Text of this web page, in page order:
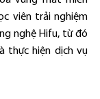
viên trải nghiệm
nghệ Hifu, từ đó
thực hiện dịch vụ